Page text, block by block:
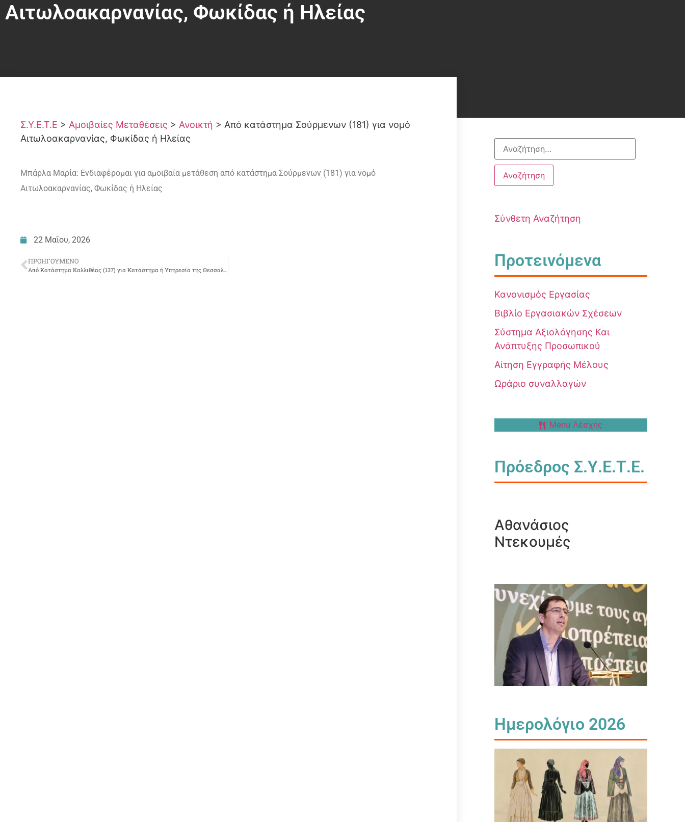
Αιτωλοακαρνανίας, Φωκίδας ή Ηλείας
Σ.Υ.Ε.Τ.Ε > Αμοιβαίες Μεταθέσεις > Ανοικτή > Από κατάστημα Σούρμενων (181) για νομό
Αιτωλοακαρνανίας, Φωκίδας ή Ηλείας
Μπάρλα Μαρία: Ενδιαφέρομαι για αμοιβαία μετάθεση από κατάστημα Σούρμενων (181) για νομό
Αιτωλοακαρνανίας, Φωκίδας ή Ηλείας
22 Μαΐου, 2026
ΠΡΟΗΓΟΎΜΕΝΟ
Από Κατάστημα Καλλιθέας (137) για Κατάστημα ή Υπηρεσία της Θεσσαλονίκης
Σύνθετη Αναζήτηση
Προτεινόμενα
Κανονισμός Εργασίας
Βιβλίο Εργασιακών Σχέσεων
Σύστημα Αξιολόγησης Και
Ανάπτυξης Προσωπικού
Αίτηση Εγγραφής Μέλους
Ωράριο συναλλαγών
Menu Λέσχης
Πρόεδρος Σ.Υ.Ε.Τ.Ε.
Αθανάσιος
Ντεκουμές
Ημερολόγιο 2026